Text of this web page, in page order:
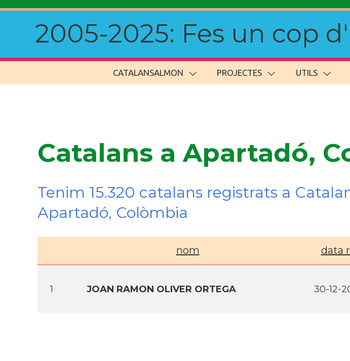
2005-2025: Fes un cop
CATALANSALMON PROJECTES UTILS
Catalans a Apartadó,
Tenim 15.320 catalans registrats a
Apartadó, Colòmbia
nom data
1 JOAN RAMON OLIVER ORTEGA 30-12-